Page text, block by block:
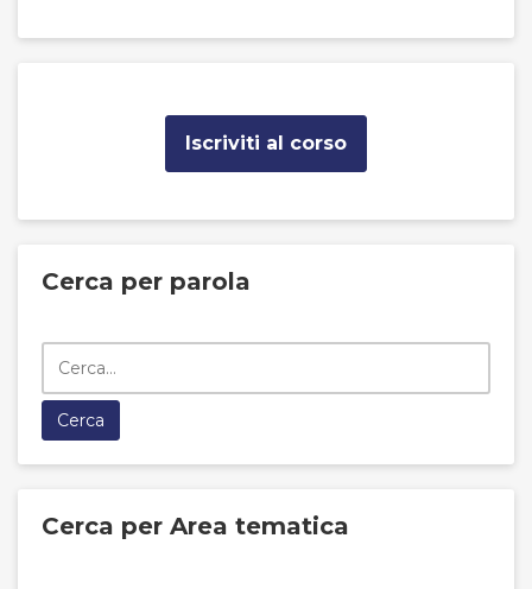
Iscriviti al corso
Cerca per parola
Cerca per Area tematica